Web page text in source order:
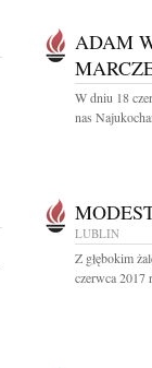
ADAM
W dniu 18
nas
LUBLIN
Z głębokim
czerwca 2017